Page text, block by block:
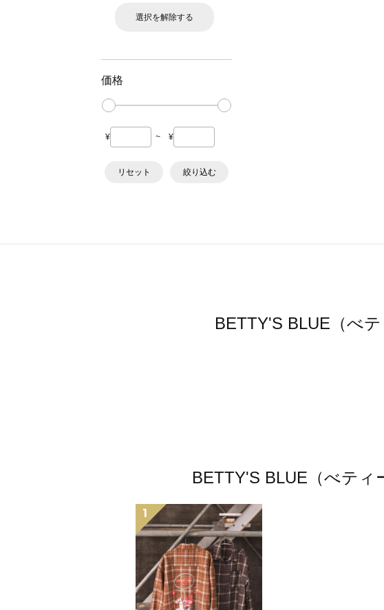
選択を解除する
価格
¥ ~ ¥
リセット 絞り込む
BETTY'S BLUE（べ
BETTY'S BLUE（べテ
1